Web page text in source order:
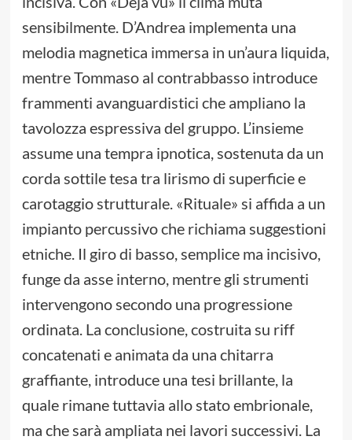
sensibilmente. D’Andrea implementa una
melodia magnetica immersa in un’aura liquida,
mentre Tommaso al contrabbasso introduce
frammenti avanguardistici che ampliano la
tavolozza espressiva del gruppo. L’insieme
assume una tempra ipnotica, sostenuta da un
corda sottile tesa tra lirismo di superficie e
carotaggio strutturale. «Rituale» si affida a un
impianto percussivo che richiama suggestioni
etniche. Il giro di basso, semplice ma incisivo,
funge da asse interno, mentre gli strumenti
intervengono secondo una progressione
ordinata. La conclusione, costruita su riff
concatenati e animata da una chitarra
graffiante, introduce una tesi brillante, la
quale rimane tuttavia allo stato embrionale,
ma che sarà ampliata nei lavori successivi. La